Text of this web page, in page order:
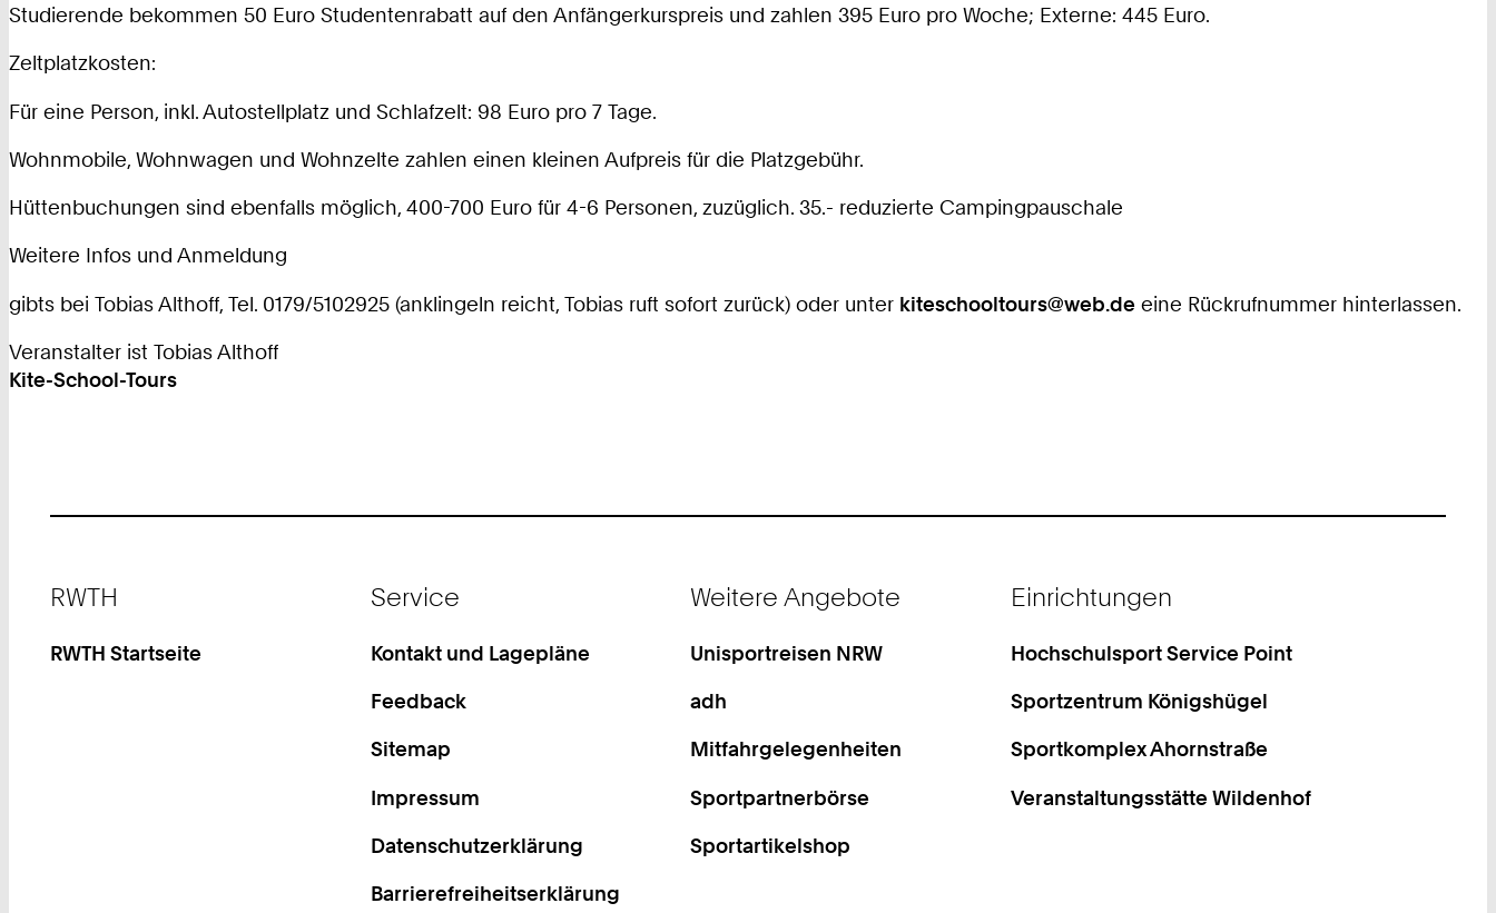
Studierende bekommen 50 Euro Studentenrabatt auf den Anfängerkurspreis und zahlen 395 Euro pro Woche; Externe: 445 Euro.
Zeltplatzkosten:
Für eine Person, inkl. Autostellplatz und Schlafzelt: 98 Euro pro 7 Tage.
Wohnmobile, Wohnwagen und Wohnzelte zahlen einen kleinen Aufpreis für die Platzgebühr.
Hüttenbuchungen sind ebenfalls möglich, 400-700 Euro für 4-6 Personen, zuzüglich. 35.- reduzierte Campingpauschale
Weitere Infos und Anmeldung
gibts bei Tobias Althoff, Tel. 0179/5102925 (anklingeln reicht, Tobias ruft sofort zurück) oder unter kiteschooltours@web.de eine Rückrufnummer hinterlassen.
Veranstalter ist Tobias Althoff
Kite-School-Tours
RWTH
RWTH Startseite
Service
Kontakt und Lagepläne
Feedback
Sitemap
Impressum
Datenschutzerklärung
Barrierefreiheitserklärung
Weitere Angebote
Unisportreisen NRW
adh
Mitfahrgelegenheiten
Sportpartnerbörse
Sportartikelshop
Einrichtungen
Hochschulsport Service Point
Sportzentrum Königshügel
Sportkomplex Ahornstraße
Veranstaltungsstätte Wildenhof